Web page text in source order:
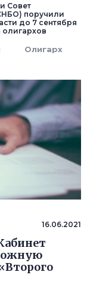
Совет
поручили
до 7 сентября
олигархов
Олигарх
16.06.2021